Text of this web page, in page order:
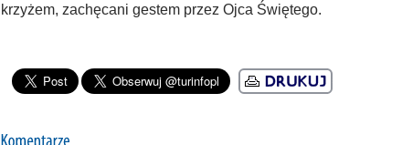
krzyżem, zachęcani gestem przez Ojca Świętego.